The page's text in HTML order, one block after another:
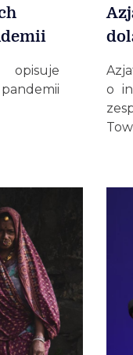
o